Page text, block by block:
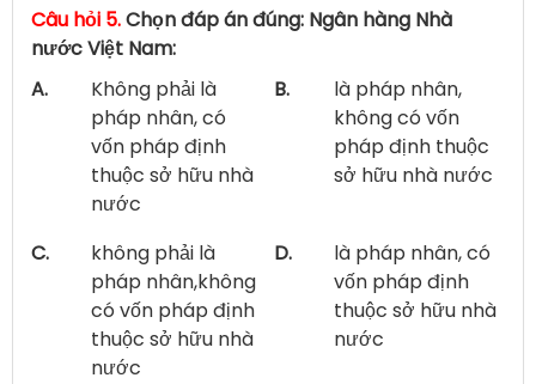
Câu hỏi 5.Chọn đáp án đúng: Ngân hàng Nhà
nước Việt Nam:
A.
Không phải là
pháp nhân, có
vốn pháp định
thuộc sở hữu nhà
nước
B.
là pháp nhân,
không có vốn
pháp định thuộc
sở hữu nhà nước
C.
không phải là
pháp nhân,không
có vốn pháp định
thuộc sở hữu nhà
nước
D.
là pháp nhân, có
vốn pháp định
thuộc sở hữu nhà
nước